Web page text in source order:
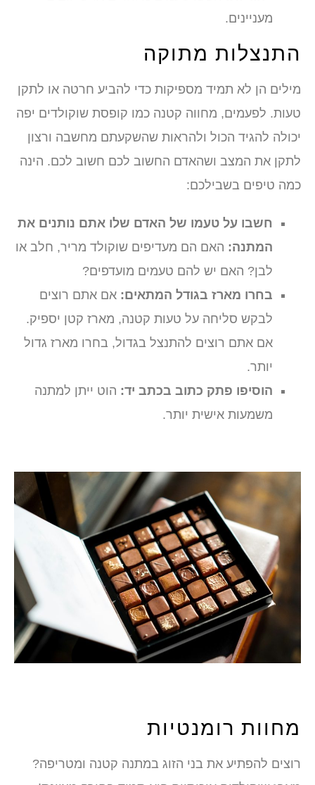
מעניינים.
התנצלות מתוקה
מילים הן לא תמיד מספיקות כדי להביע חרטה או לתקן
טעות. לפעמים, מחווה קטנה כמו קופסת שוקולדים יפה
יכולה להגיד הכול ולהראות שהשקעתם מחשבה ורצון
לתקן את המצב ושהאדם החשוב לכם חשוב לכם. הינה
כמה טיפים בשבילכם:
חשבו על טעמו של האדם שלו אתם נותנים את
המתנה: האם הם מעדיפים שוקולד מריר, חלב או
לבן? האם יש להם טעמים מועדפים?
בחרו מארז בגודל המתאים: אם אתם רוצים
לבקש סליחה על טעות קטנה, מארז קטן יספיק.
אם אתם רוצים להתנצל בגדול, בחרו מארז גדול
יותר.
הוסיפו פתק כתוב בכתב יד: הוט ייתן למתנה
משמעות אישית יותר.
מחוות רומנטיות
רוצים להפתיע את בני הזוג במתנה קטנה ומטריפה?